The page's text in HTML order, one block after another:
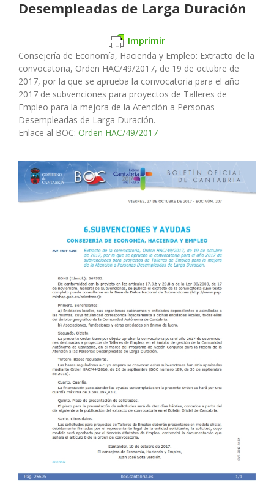
Desempleadas de Larga Duración
Imprimir
Consejería de Economía, Hacienda y Empleo: Extracto de la
convocatoria, Orden HAC/49/2017, de 19 de octubre de
2017, por la que se aprueba la convocatoria para el año
2017 de subvenciones para proyectos de Talleres de
Empleo para la mejora de la Atención a Personas
Desempleadas de Larga Duración.
Enlace al BOC: Orden HAC/49/2017